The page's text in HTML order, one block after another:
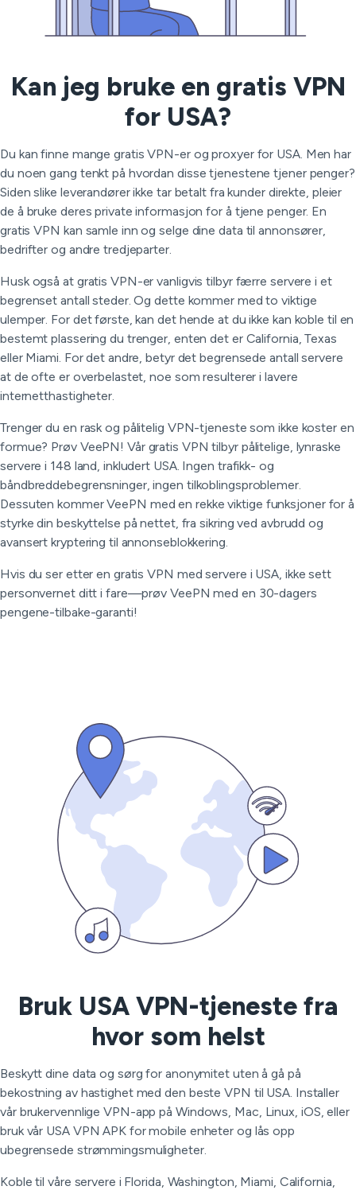
Kan jeg bruke en gratis VPN
for USA?
Du kan finne mange gratis VPN-er og proxyer for USA. Men har
du noen gang tenkt på hvordan disse tjenestene tjener penger?
Siden slike leverandører ikke tar betalt fra kunder direkte, pleier
de å bruke deres private informasjon for å tjene penger. En
gratis VPN kan samle inn og selge dine data til annonsører,
bedrifter og andre tredjeparter.
Husk også at gratis VPN-er vanligvis tilbyr færre servere i et
begrenset antall steder. Og dette kommer med to viktige
ulemper. For det første, kan det hende at du ikke kan koble til en
bestemt plassering du trenger, enten det er California, Texas
eller Miami. For det andre, betyr det begrensede antall servere
at de ofte er overbelastet, noe som resulterer i lavere
internetthastigheter.
Trenger du en rask og pålitelig VPN-tjeneste som ikke koster en
formue? Prøv VeePN! Vår gratis VPN tilbyr pålitelige, lynraske
servere i 148 land, inkludert USA. Ingen trafikk- og
båndbreddebegrensninger, ingen tilkoblingsproblemer.
Dessuten kommer VeePN med en rekke viktige funksjoner for å
styrke din beskyttelse på nettet, fra sikring ved avbrudd og
avansert kryptering til annonseblokkering.
Hvis du ser etter en gratis VPN med servere i USA, ikke sett
personvernet ditt i fare—prøv VeePN med en 30-dagers
pengene-tilbake-garanti!
Bruk USA VPN-tjeneste fra
hvor som helst
Beskytt dine data og sørg for anonymitet uten å gå på
bekostning av hastighet med den beste VPN til USA. Installer
vår brukervennlige VPN-app på Windows, Mac, Linux, iOS, eller
bruk vår USA VPN APK for mobile enheter og lås opp
ubegrensede strømmingsmuligheter.
Koble til våre servere i Florida, Washington, Miami, California,